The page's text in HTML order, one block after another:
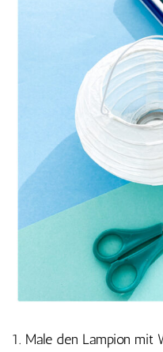
1. Male den Lampion mit